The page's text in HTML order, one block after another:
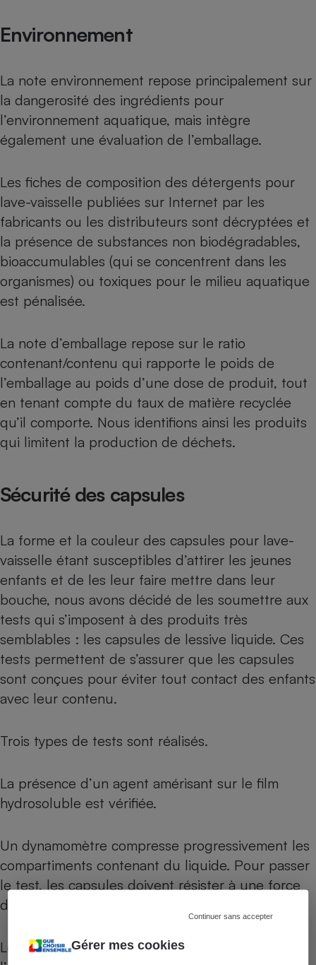
Gérer mes cookies
Continuer sans accepter
Environnement
La note environnement repose principalement sur
la dangerosité des ingrédients pour
l’environnement aquatique, mais intègre
également une évaluation de l’emballage.
Les fiches de composition des détergents pour
lave-vaisselle publiées sur Internet par les
fabricants ou les distributeurs sont décryptées et
la présence de substances non biodégradables,
bioaccumulables (qui se concentrent dans les
organismes) ou toxiques pour le milieu aquatique
est pénalisée.
La note d’emballage repose sur le ratio
contenant/contenu qui rapporte le poids de
l’emballage au poids d’une dose de produit, tout
en tenant compte du taux de matière recyclée
qu’il comporte. Nous identifions ainsi les produits
qui limitent la production de déchets.
Sécurité des capsules
La forme et la couleur des capsules pour lave-
vaisselle étant susceptibles d’attirer les jeunes
enfants et de les leur faire mettre dans leur
bouche, nous avons décidé de les soumettre aux
tests qui s’imposent à des produits très
semblables : les capsules de lessive liquide. Ces
tests permettent de s’assurer que les capsules
sont conçues pour éviter tout contact des enfants
avec leur contenu.
Trois types de tests sont réalisés.
La présence d’un agent amérisant sur le film
hydrosoluble est vérifiée.
Un dynamomètre compresse progressivement les
compartiments contenant du liquide. Pour passer
le test, les capsules doivent résister à une force
d’au moins 300 N.
Lorsqu’elles sont plongées 30 secondes dans